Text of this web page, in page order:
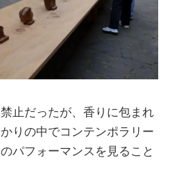
止だったが、香りに包まれ
りの中でコンテンポラリー
パフォーマンスを見ること